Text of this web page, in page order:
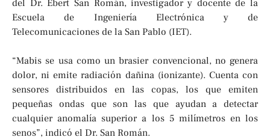
del Dr. Ebert San Román, investigador y docente de la
Escuela de Ingeniería Electrónica y de
Telecomunicaciones de la San Pablo (IET).
“Mabis se usa como un brasier convencional, no genera
dolor, ni emite radiación dañina (ionizante). Cuenta con
sensores distribuidos en las copas, los que emiten
pequeñas ondas que son las que ayudan a detectar
cualquier anomalía superior a los 5 milímetros en los
senos”, indicó el Dr. San Román.